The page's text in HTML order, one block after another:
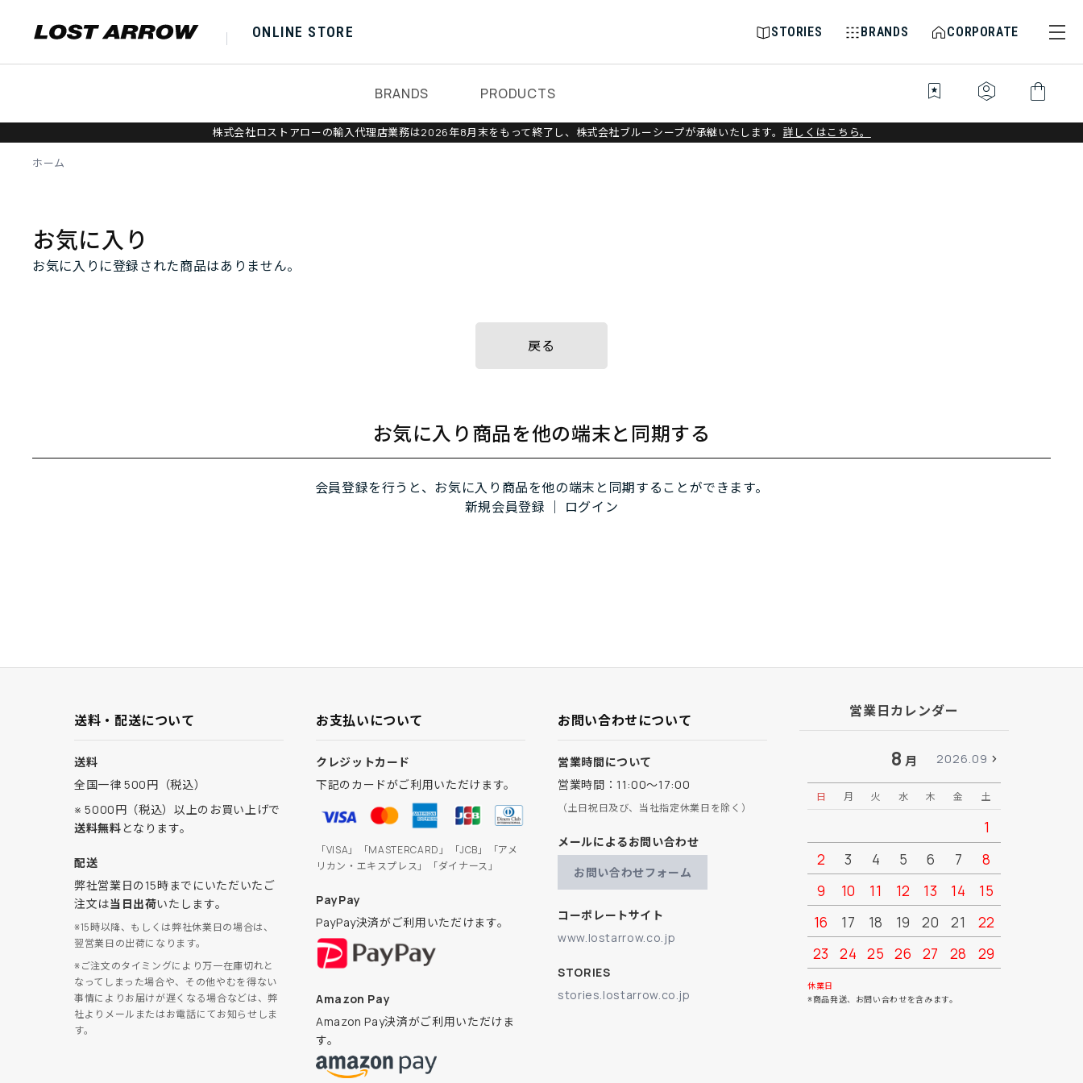
ONLINE STORE STORIES BRANDS CORPORATE
BRANDS PRODUCTS bookmark_star identity_platform shopping_bag
株式会社ロストアローの輸入代理店業務は2026年8月末をもって終了し、株式会社ブルーシープが承継いたします。 詳しくはこちら。
ホーム
お気に入り
お気に入りに登録された商品はありません。
戻る
お気に入り商品を他の端末と同期する
会員登録を行うと、お気に入り商品を他の端末と同期することができます。
新規会員登録
ログイン
送料・配送について
送料
全国一律 500円（税込）
※ 5000円（税込）以上のお買い上げで
送料無料となります。
配送
弊社営業日の15時までにいただいたご
注文は当日出荷いたします。
※15時以降、もしくは弊社休業日の場合は、
翌営業日の出荷になります。
※ご注文のタイミングにより万一在庫切れと
なってしまった場合や、その他やむを得ない
事情によりお届けが遅くなる場合などは、弊
社よりメールまたはお電話にてお知らせしま
す。
お支払いについて
クレジットカード
下記のカードがご利用いただけます。
「VISA」「MASTERCARD」「JCB」「アメ
リカン・エキスプレス」「ダイナース」
PayPay
PayPay決済がご利用いただけます。
Amazon Pay
Amazon Pay決済がご利用いただけま
す。
お問い合わせについて
営業時間について
営業時間：11:00～17:00
（土日祝日及び、当社指定休業日を除く）
メールによるお問い合わせ
お問い合わせフォーム
コーポレートサイト
www.lostarrow.co.jp
STORIES
stories.lostarrow.co.jp
営業日カレンダー
8 月 2026.09
日 月 火 水 木 金 土
1
2
3 4 5 6 7
8
9
10 11 12 13 14
15
16
17 18 19 20 21
22
23
24 25 26 27 28
29
30
休業日
※商品発送、お問い合わせを含みます。